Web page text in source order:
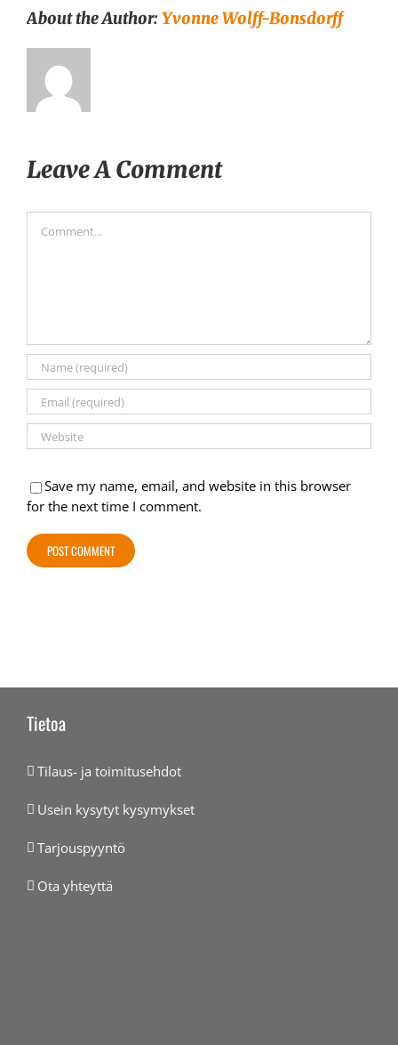
About the Author:Yvonne Wolff-Bonsdorff
Leave A Comment
Save my name, email, and website in this browser
for the next time I comment.
Tietoa
Tilaus- ja toimitusehdot
Usein kysytyt kysymykset
Tarjouspyyntö
Ota yhteyttä